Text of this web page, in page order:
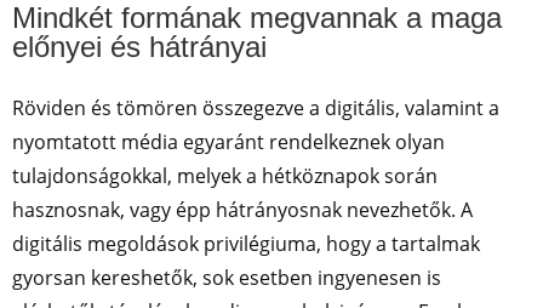
Mindkét formának megvannak a maga
előnyei és hátrányai
Röviden és tömören összegezve a digitális, valamint a
nyomtatott média egyaránt rendelkeznek olyan
tulajdonságokkal, melyek a hétköznapok során
hasznosnak, vagy épp hátrányosnak nevezhetők. A
digitális megoldások privilégiuma, hogy a tartalmak
gyorsan kereshetők, sok esetben ingyenesen is